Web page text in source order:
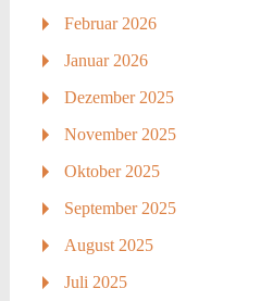
Februar 2026
Januar 2026
Dezember 2025
November 2025
Oktober 2025
September 2025
August 2025
Juli 2025